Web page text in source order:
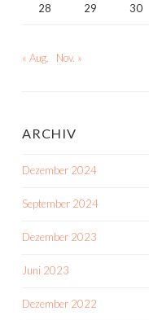
28 29 30
« Aug. Nov. »
ARCHIV
Dezember 2024
September 2024
Dezember 2023
Juni 2023
Dezember 2022